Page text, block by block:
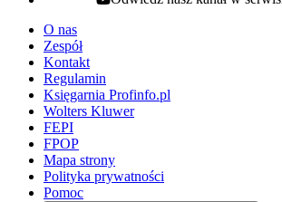
youtube - otwiera się w nowej karcie
O nas
Zespół
Kontakt
Regulamin
Księgarnia Profinfo.pl
Wolters Kluwer
FEPI
FPOP
Mapa strony
Polityka prywatności
Pomoc